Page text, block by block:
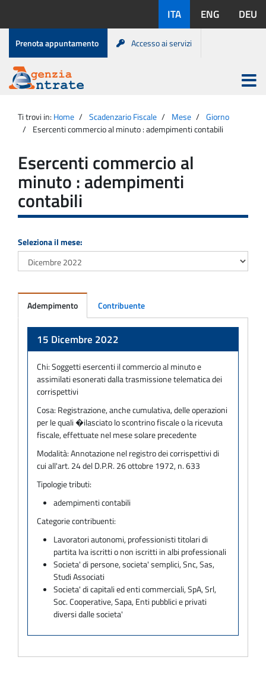
contenuto
disponibili:
ITA ENG DEU
Menu
di
servizio
Prenota appuntamento Accesso ai servizi
Agenzia
Entrate
Apri
menu
principale
Ti trovi in: Home Scadenzario Fiscale Mese
Giorno
Esercenti commercio al minuto : adempimenti contabili
Esercenti commercio al
minuto : adempimenti
contabili
Seleziona il mese:
Adempimento Contribuente
15 Dicembre 2022
Chi:Soggetti esercenti il commercio al minuto e
assimilati esonerati dalla trasmissione telematica dei
corrispettivi
Cosa: Registrazione, anche cumulativa, delle operazioni
per le quali �ilasciato lo scontrino fiscale o la ricevuta
fiscale, effettuate nel mese solare precedente
Modalità:Annotazione nel registro dei corrispettivi di
cui all'art. 24 del D.P.R. 26 ottobre 1972, n. 633
Tipologie tributi:
adempimenti contabili
Categorie contribuenti:
Lavoratori autonomi, professionisti titolari di
partita Iva iscritti o non iscritti in albi professionali
Societa' di persone, societa' semplici, Snc, Sas,
Studi Associati
Societa' di capitali ed enti commerciali, SpA, Srl,
Soc. Cooperative, Sapa, Enti pubblici e privati
diversi dalle societa'